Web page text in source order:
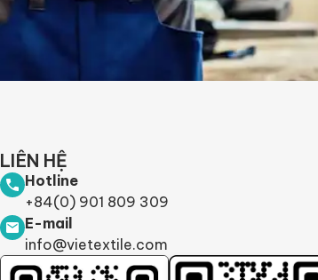
LIÊN HỆ
Hotline
+84(0) 901 809 309
E-mail
info@vietextile.com